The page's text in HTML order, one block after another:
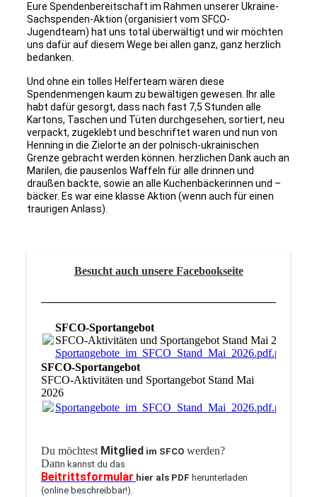
Eure Spendenbereitschaft im Rahmen unserer Ukraine-
Sachspenden-Aktion (organisiert vom SFCO-
Jugendteam) hat uns total überwältigt und wir möchten
uns dafür auf diesem Wege bei allen ganz, ganz herzlich
bedanken.
Und ohne ein tolles Helferteam wären diese
Spendenmengen kaum zu bewältigen gewesen. Ihr alle
habt dafür gesorgt, dass nach fast 7,5 Stunden alle
Kartons, Taschen und Tüten durchgesehen, sortiert, neu
verpackt, zugeklebt und beschriftet waren und nun von
Henning in die Zielorte an der polnisch-ukrainischen
Grenze gebracht werden können. herzlichen Dank auch an
Marilen, die pausenlos Waffeln für alle drinnen und
draußen backte, sowie an alle Kuchenbäckerinnen und –
bäcker. Es war eine klasse Aktion (wenn auch für einen
traurigen Anlass).
Besucht auch unsere Facebookseite
SFCO-Sportangebot
SFCO-Aktivitäten und Sportangebot Stand Mai 2026
Sportangebote_im_SFCO_Stand_Mai_2026.pdf.pdf
SFCO-Sportangebot
SFCO-Aktivitäten und Sportangebot Stand Mai
2026
Sportangebote_im_SFCO_Stand_Mai_2026.pdf.pdf
Du möchtest Mitglied im SFCOwerden?
Dann kannst du das
Beitrittsformular hier als PDF herunterladen
(online beschreibbar!).